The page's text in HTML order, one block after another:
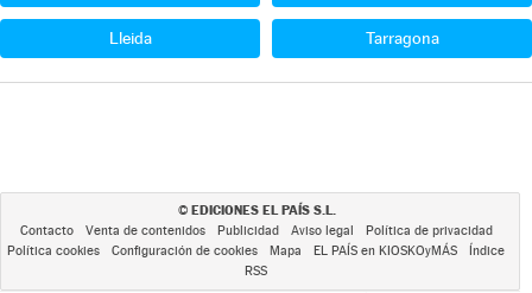
Lleida Tarragona
© EDICIONES EL PAÍS S.L.
Contacto Venta de contenidos Publicidad Aviso legal
Política de privacidad
Política cookies
Configuración de cookies Mapa EL PAÍS en KIOSKOyMÁS
Índice
RSS